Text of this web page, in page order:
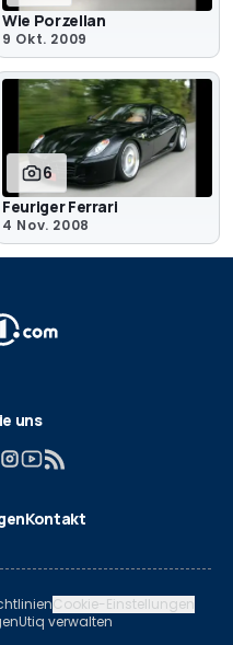
Wie Porzellan
9 Okt. 2009
6
Feuriger Ferrari
4 Nov. 2008
uns
Kontakt
Cookie-Einstellungen
Utiq verwalten